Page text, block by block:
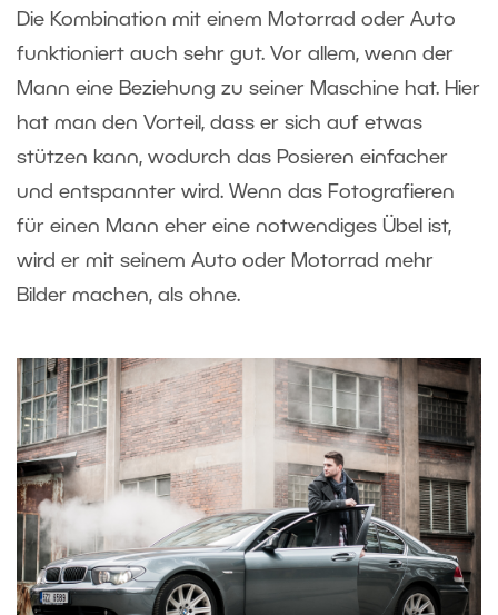
Die Kombination mit einem Motorrad oder Auto
funktioniert auch sehr gut. Vor allem, wenn der
Mann eine Beziehung zu seiner Maschine hat. Hier
hat man den Vorteil, dass er sich auf etwas
stützen kann, wodurch das Posieren einfacher
und entspannter wird. Wenn das Fotografieren
für einen Mann eher eine notwendiges Übel ist,
wird er mit seinem Auto oder Motorrad mehr
Bilder machen, als ohne.